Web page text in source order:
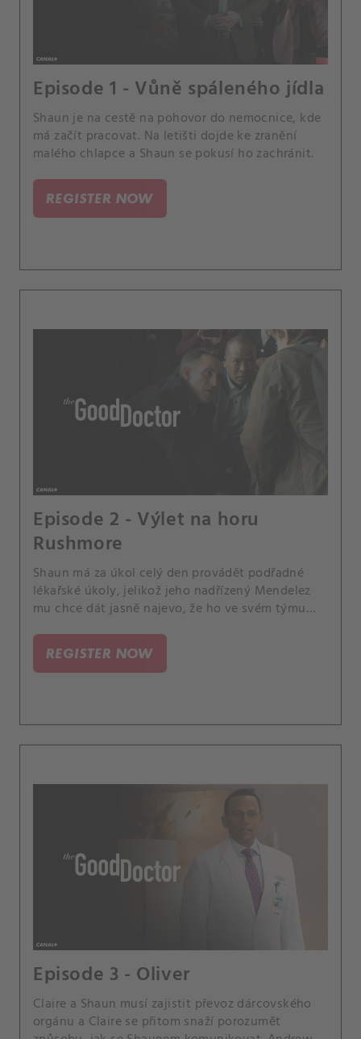
Episode 1 - Vůně spáleného jídla
Shaun je na cestě na pohovor do nemocnice, kde
má začít pracovat. Na letišti dojde ke zranění
malého chlapce a Shaun se pokusí ho zachránit.
REGISTER NOW
Episode 2 - Výlet na horu
Rushmore
Shaun má za úkol celý den provádět podřadné
lékařské úkoly, jelikož jeho nadřízený Mendelez
mu chce dát jasně najevo, že ho ve svém týmu
vážně a někomu, kdo má být už propuštěn
objedná drahá, zbytečná vyšetření.
REGISTER NOW
Episode 3 - Oliver
Claire a Shaun musí zajistit převoz dárcovského
orgánu a Claire se přitom snaží porozumět